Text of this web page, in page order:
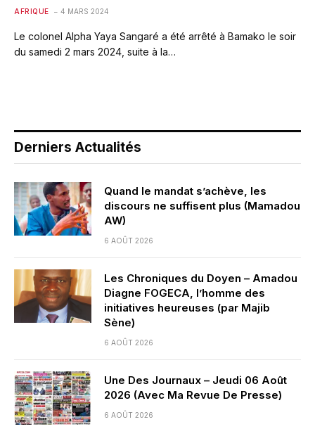
AFRIQUE 4 MARS 2024
Le colonel Alpha Yaya Sangaré a été arrêté à Bamako le soir
du samedi 2 mars 2024, suite à la…
Derniers Actualités
Quand le mandat s’achève, les
discours ne suffisent plus (Mamadou
AW)
6 AOÛT 2026
Les Chroniques du Doyen – Amadou
Diagne FOGECA, l’homme des
initiatives heureuses (par Majib
Sène)
6 AOÛT 2026
Une Des Journaux – Jeudi 06 Août
2026 (Avec Ma Revue De Presse)
6 AOÛT 2026